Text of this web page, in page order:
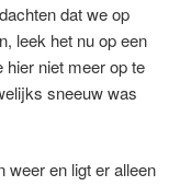
dat we op
leek het nu op een
niet meer op te
sneeuw was
en ligt er alleen